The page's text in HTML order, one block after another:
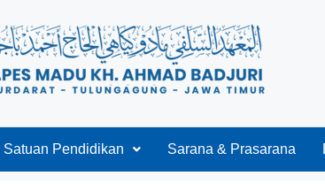
Satuan Pendidikan Sarana & Prasarana